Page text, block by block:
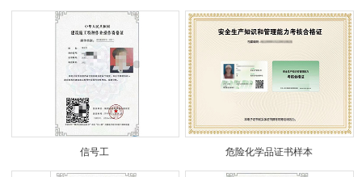
信号工 危险化学品证书样本